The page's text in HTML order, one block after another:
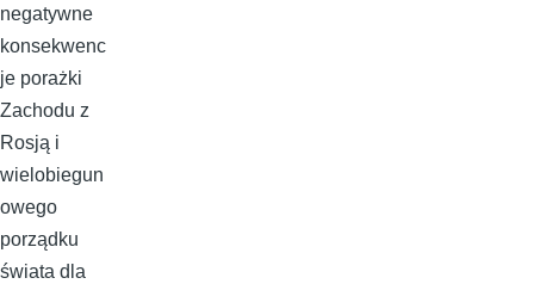
negatywne
konsekwenc
je porażki
Zachodu z
Rosją i
wielobiegun
owego
porządku
świata dla